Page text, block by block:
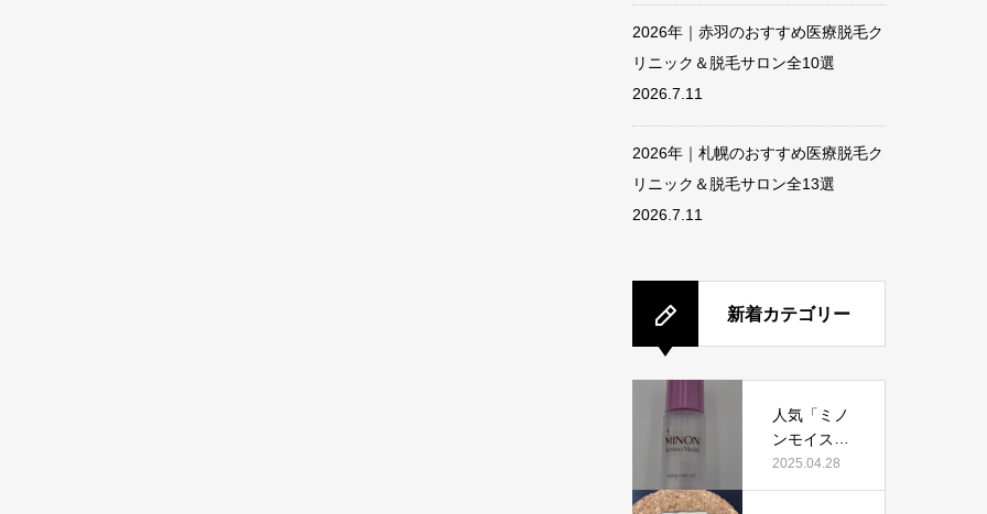
2026年｜赤羽のおすすめ医療脱毛ク
リニック＆脱毛サロン全10選
2026.7.11
2026年｜札幌のおすすめ医療脱毛ク
リニック＆脱毛サロン全13選
2026.7.11
新着カテゴリー
人気「ミノ
ンモイスト
エイジング
ケアオイ
2025.04.28